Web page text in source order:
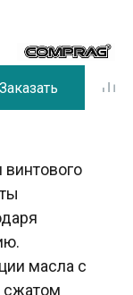
Заказать
масла с
сжатом